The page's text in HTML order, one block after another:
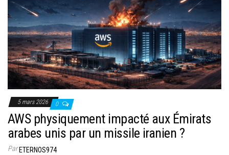
5 mars 2026 0
AWS physiquement impacté aux Émirats
arabes unis par un missile iranien ?
ParETERNOS974